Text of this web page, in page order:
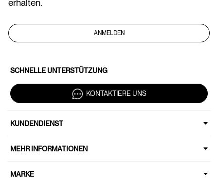
erhalten.
ANMELDEN
SCHNELLE UNTERSTÜTZUNG
KONTAKTIERE UNS
KUNDENDIENST
MEHR INFORMATIONEN
MARKE